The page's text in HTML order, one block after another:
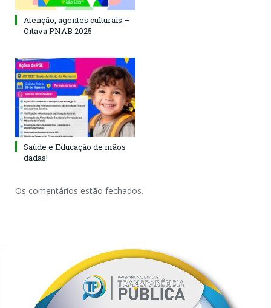
Atenção, agentes culturais –
Oitava PNAB 2025
Saúde e Educação de mãos
dadas!
Os comentários estão fechados.